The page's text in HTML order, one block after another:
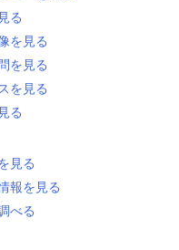
る
を見る
を見る
を見る
る
見る
報を見る
べる